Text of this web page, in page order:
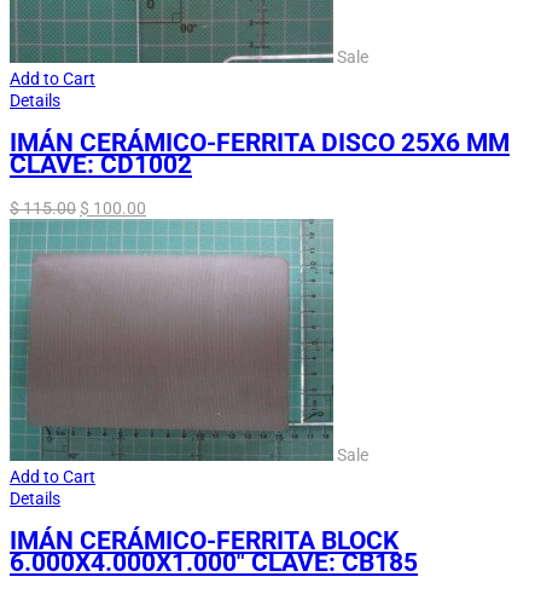
Sale
Add to Cart
Details
IMÁN CERÁMICO-FERRITA DISCO 25X6 MM
CLAVE: CD1002
$115.00 $ 100.00
Sale
Add to Cart
Details
IMÁN CERÁMICO-FERRITA BLOCK
6.000X4.000X1.000″ CLAVE: CB185